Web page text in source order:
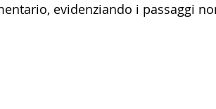
evidenziando i passaggi